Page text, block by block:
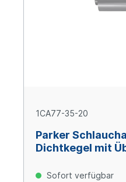
1CA77-35-20
Parker
Dichtkegel mit
verzinkt Cr(VI)-
Sofort verfügbar